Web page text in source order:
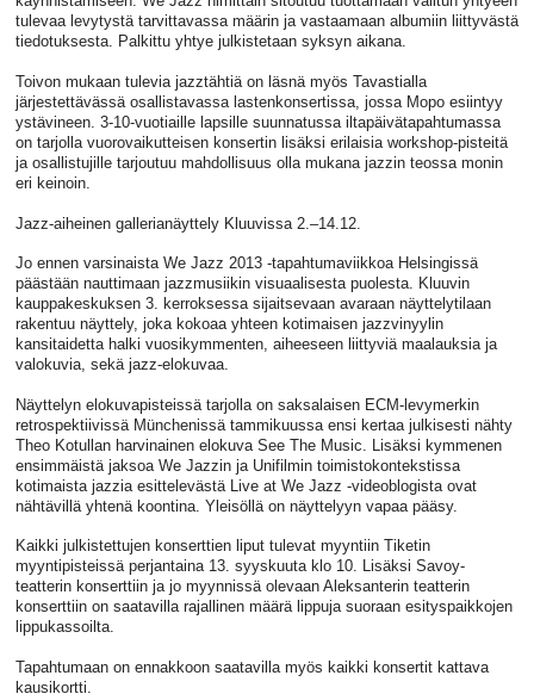
tulevaa levytystä tarvittavassa määrin ja vastaamaan albumiin liittyvästä
tiedotuksesta. Palkittu yhtye julkistetaan syksyn aikana.
Toivon mukaan tulevia jazztähtiä on läsnä myös Tavastialla
järjestettävässä osallistavassa lastenkonsertissa, jossa Mopo esiintyy
ystävineen. 3-10-vuotiaille lapsille suunnatussa iltapäivätapahtumassa
on tarjolla vuorovaikutteisen konsertin lisäksi erilaisia workshop-pisteitä
ja osallistujille tarjoutuu mahdollisuus olla mukana jazzin teossa monin
eri keinoin.
Jazz-aiheinen gallerianäyttely Kluuvissa 2.–14.12.
Jo ennen varsinaista We Jazz 2013 -tapahtumaviikkoa Helsingissä
päästään nauttimaan jazzmusiikin visuaalisesta puolesta. Kluuvin
kauppakeskuksen 3. kerroksessa sijaitsevaan avaraan näyttelytilaan
rakentuu näyttely, joka kokoaa yhteen kotimaisen jazzvinyylin
kansitaidetta halki vuosikymmenten, aiheeseen liittyviä maalauksia ja
valokuvia, sekä jazz-elokuvaa.
Näyttelyn elokuvapisteissä tarjolla on saksalaisen ECM-levymerkin
retrospektiivissä Münchenissä tammikuussa ensi kertaa julkisesti nähty
Theo Kotullan harvinainen elokuva See The Music. Lisäksi kymmenen
ensimmäistä jaksoa We Jazzin ja Unifilmin toimistokontekstissa
kotimaista jazzia esittelevästä Live at We Jazz -videoblogista ovat
nähtävillä yhtenä koontina. Yleisöllä on näyttelyyn vapaa pääsy.
Kaikki julkistettujen konserttien liput tulevat myyntiin Tiketin
myyntipisteissä perjantaina 13. syyskuuta klo 10. Lisäksi Savoy-
teatterin konserttiin ja jo myynnissä olevaan Aleksanterin teatterin
konserttiin on saatavilla rajallinen määrä lippuja suoraan esityspaikkojen
lippukassoilta.
Tapahtumaan on ennakkoon saatavilla myös kaikki konsertit kattava
kausikortti.